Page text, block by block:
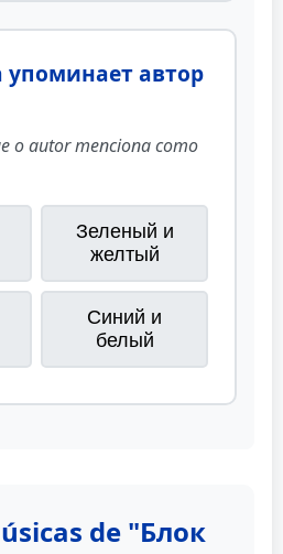
упоминает автор
o autor menciona como
Зеленый и
желтый
Синий и
белый
de "Блок